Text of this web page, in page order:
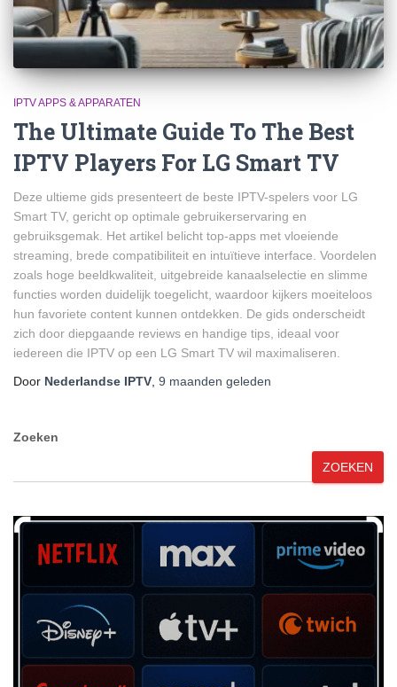
IPTV APPS & APPARATEN
The Ultimate Guide To The Best
IPTV Players For LG Smart TV
Deze ultieme gids presenteert de beste IPTV-spelers voor LG
Smart TV, gericht op optimale gebruikerservaring en
gebruiksgemak. Het artikel belicht top-apps met vloeiende
streaming, brede compatibiliteit en intuïtieve interface. Voordelen
zoals hoge beeldkwaliteit, uitgebreide kanaalselectie en slimme
functies worden duidelijk toegelicht, waardoor kijkers moeiteloos
hun favoriete content kunnen ontdekken. De gids onderscheidt
zich door diepgaande reviews en handige tips, ideaal voor
iedereen die IPTV op een LG Smart TV wil maximaliseren.
Door Nederlandse IPTV 9 maanden geleden
Zoeken
ZOEKEN